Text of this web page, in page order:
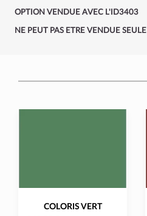
OPTION VENDUE AVEC L'ID3403
NE PEUT PAS ETRE VENDUE SEULE
COLORIS VERT